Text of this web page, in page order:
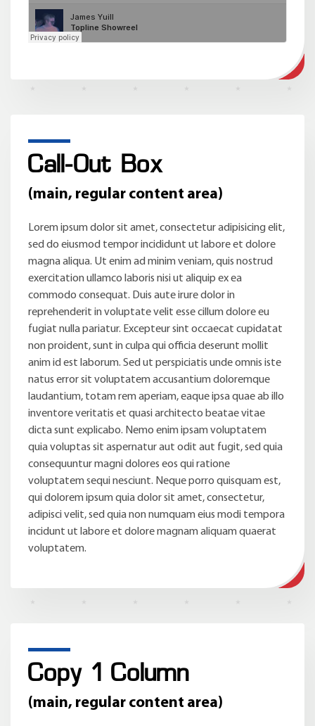
Call-Out Box
(main, regular content area)
Lorem ipsum dolor sit amet, consectetur adipisicing elit,
sed do eiusmod tempor incididunt ut labore et dolore
magna aliqua. Ut enim ad minim veniam, quis nostrud
exercitation ullamco laboris nisi ut aliquip ex ea
commodo consequat. Duis aute irure dolor in
reprehenderit in voluptate velit esse cillum dolore eu
fugiat nulla pariatur. Excepteur sint occaecat cupidatat
non proident, sunt in culpa qui officia deserunt mollit
anim id est laborum. Sed ut perspiciatis unde omnis iste
natus error sit voluptatem accusantium doloremque
laudantium, totam rem aperiam, eaque ipsa quae ab illo
inventore veritatis et quasi architecto beatae vitae
dicta sunt explicabo. Nemo enim ipsam voluptatem
quia voluptas sit aspernatur aut odit aut fugit, sed quia
consequuntur magni dolores eos qui ratione
voluptatem sequi nesciunt. Neque porro quisquam est,
qui dolorem ipsum quia dolor sit amet, consectetur,
adipisci velit, sed quia non numquam eius modi tempora
incidunt ut labore et dolore magnam aliquam quaerat
voluptatem.
Copy 1 Column
(main, regular content area)